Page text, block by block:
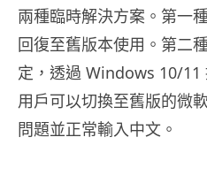
兩種臨時解決方案。第一
回復至舊版本使用。第二
定，透過 Windows 10/11
用戶可以切換至舊版的微
問題並正常輸入中文。